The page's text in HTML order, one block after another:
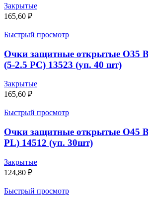
Закрытые
165,60 ₽
Быстрый просмотр
Очки защитные открытые О35
(5-2.5 PC) 13523 (уп. 40 шт)
Закрытые
165,60 ₽
Быстрый просмотр
Очки защитные открытые О45
PL) 14512 (уп. 30шт)
Закрытые
124,80 ₽
Быстрый просмотр